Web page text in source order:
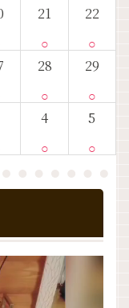
21
○
22
○
28
○
29
○
4
○
5
○